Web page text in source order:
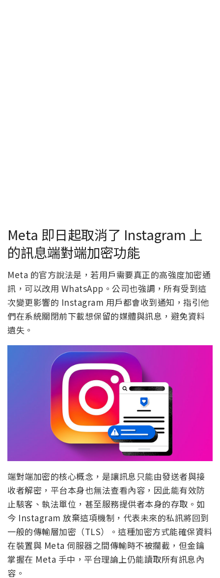
Meta 即日起取消了 Instagram 上
的訊息端對端加密功能
Meta 的官方說法是，若用戶需要真正的高強度加密通
訊，可以改用 WhatsApp。公司也強調，所有受到這
次變更影響的 Instagram 用戶都會收到通知，指引他
們在系統關閉前下載想保留的媒體與訊息，避免資料
遺失。
端對端加密的核心概念，是讓訊息只能由發送者與接
收者解密，平台本身也無法查看內容，因此能有效防
止駭客、執法單位，甚至服務提供者本身的存取。如
今 Instagram 放棄這項機制，代表未來的私訊將回到
一般的傳輸層加密（TLS）。這種加密方式能確保資料
在裝置與 Meta 伺服器之間傳輸時不被攔截，但金鑰
掌握在 Meta 手中，平台理論上仍能讀取所有訊息內
容。